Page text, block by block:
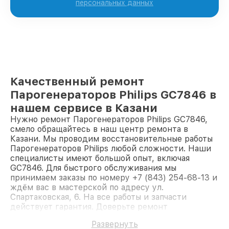
персональных данных
Качественный ремонт
Парогенераторов Philips GC7846 в
нашем сервисе в Казани
Нужно ремонт Парогенераторов Philips GC7846,
смело обращайтесь в наш центр ремонта в
Казани. Мы проводим восстановительные работы
Парогенераторов Philips любой сложности. Наши
специалисты имеют большой опыт, включая
GC7846. Для быстрого обслуживания мы
принимаем заказы по номеру +7 (843) 254-68-13 и
ждём вас в мастерской по адресу ул.
Спартаковская, 6. На все работы и запчасти
действует гарантия. Доверьте ремонт
Развернуть